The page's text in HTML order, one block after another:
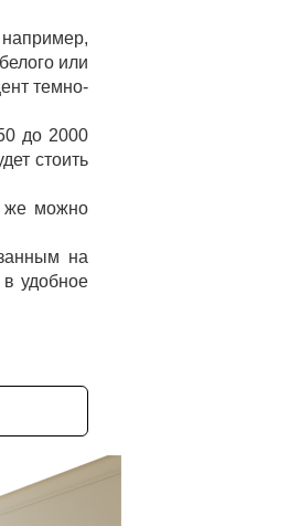
или
темно-
до 2000
стоить
же можно
на
удобное